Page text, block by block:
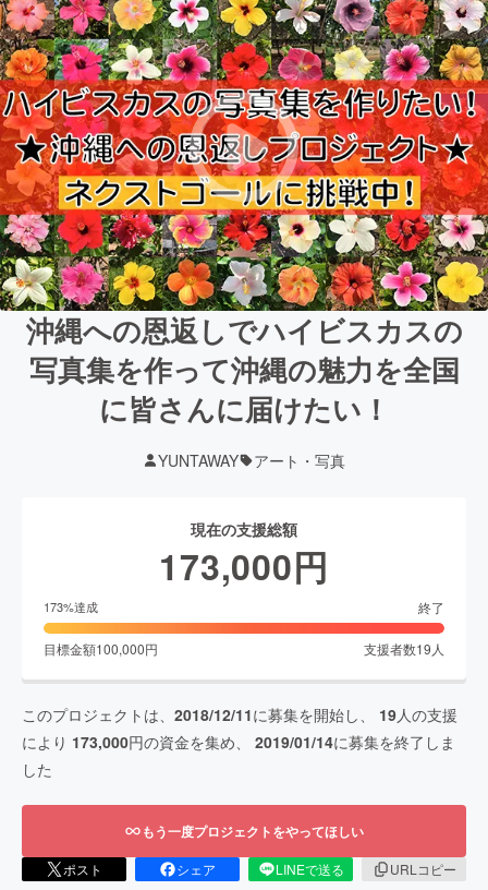
沖縄への恩返しでハイビスカスの
写真集を作って沖縄の魅力を全国
に皆さんに届けたい！
YUNTAWAY アート・写真
現在の支援総額
173,000円
173%達成 終了
目標金額100,000円 支援者数19 人
このプロジェクトは、 2018/12/11に募集を開始し、 19人の支援
により 173,000円の資金を集め、 2019/01/14に募集を終了しま
した
もう一度プロジェクトをやってほしい
ポスト シェア LINEで送る
URLコピー